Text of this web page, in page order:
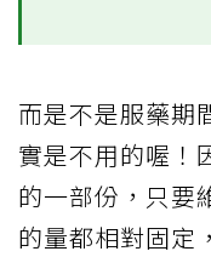
而是不是服藥期
實是不用的喔！
的一部份，只要
的量都相對固定